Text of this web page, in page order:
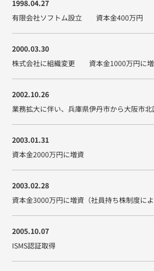
1998.04.27
有限会社ソフトム設立 資本金400万円
2000.03.30
株式会社に組織変更 資本金1000万円に
2002.10.26
業務拡大に伴い、 兵庫県伊丹市から大阪市
2003.01.31
資本金2000万円に増資
2003.02.28
資本金3000万円に増資 （社員持ち株制度に
2005.10.07
ISMS認証取得